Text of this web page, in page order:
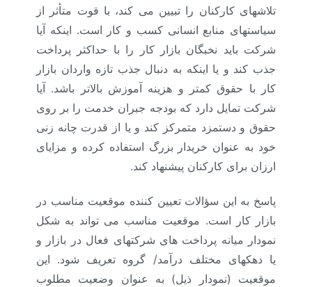
تلاشهای کارکنان را تبیین می کند، با قوت متأثر از
سیاستهای منابع انسانی کسب و کار است. اینکه آیا
شرکت باید نخبگان بازار کار را با حداکثر پرداخت
جذب کند و یا اینکه به دنبال جذب تازه واردان بازار
کار با حقوق کمتر و هزینه آموزش بالاتر باشد. آیا
شرکت تمایل دارد که بودجه جبران خدمت را بر روی
حقوق و دستمزد متمرکز کند و یا از قدرت چانه زنی
خود به عنوان خریدار بزرگ استفاده کرده و مزایای
ارزان برای کارکنان پیشنهاد کند.
پاسخ به این سؤالات تعیین کننده موقعیت مناسب در
بازار کار است. موقعیت مناسب می تواند به شکل
نمودار میانه پرداخت های شرکتهای فعال در بازار و
یا دهکهای مختلف درآمد/ گروه تعریف شود. این
موقعیت (نمودار ذیل) به عنوان وضعیت مطلوب